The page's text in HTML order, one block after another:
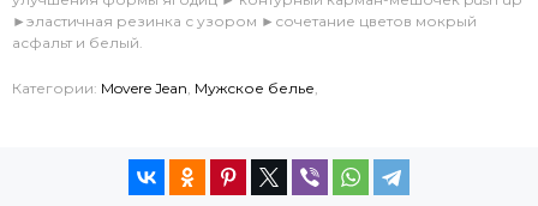
►эластичная резинка с узором ►сочетание цветов мокрый
асфальт и белый.
Категории: Movere Jean, Мужское белье,